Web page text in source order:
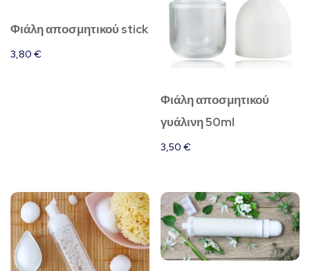
Φιάλη αποσμητικού stick
3,80 €
Φιάλη αποσμητικού
γυάλινη 50ml
3,50€